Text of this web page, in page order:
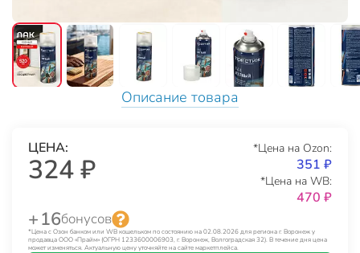
Описание товара
ЦЕНА:
324 ₽
*Цена на Ozon:
351 ₽
*Цена на WB:
470 ₽
+ 16бонусов
*Цена с Озон банком или WB кошельком по состоянию на 02.08.2026 для региона г. Воронеж у
продавца ООО «Прайм» (ОГРН 1233600006903, г. Воронеж, Волгоградская 32). В течение дня цена
может изменяться. Актуальную цену уточняйте на сайте маркетплейса.